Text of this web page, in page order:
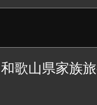
歌山県家族